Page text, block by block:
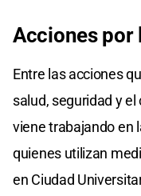
Acciones por
Entre las acciones
salud, seguridad y
viene trabajando en
quienes utilizan
en Ciudad